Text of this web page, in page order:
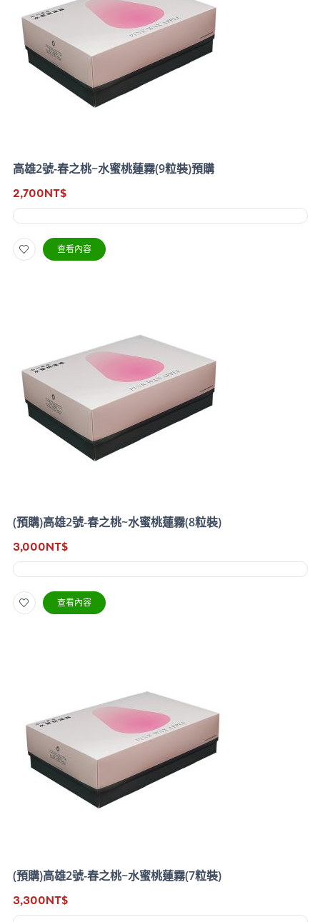
高雄2號-春之桃~水蜜桃蓮霧(9粒裝)預購
2,700NT$
查看內容
(預購)高雄2號-春之桃~水蜜桃蓮霧(8粒裝)
3,000NT$
查看內容
(預購)高雄2號-春之桃~水蜜桃蓮霧(7粒裝)
3,300NT$